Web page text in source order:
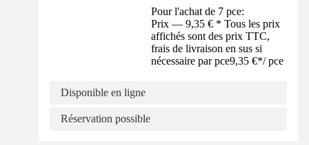
Pour l'achat de 7 pce:
Prix — 9,35 € * Tous les prix
affichés sont des prix TTC,
frais de livraison en sus si
nécessaire par pce9,35 €*/ pce
Disponible en ligne
Réservation possible